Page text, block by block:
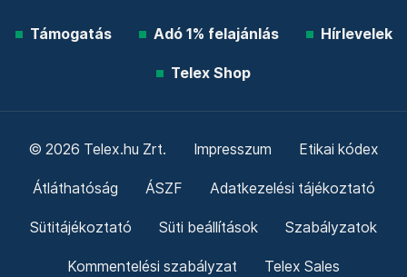
Támogatás Adó 1% felajánlás Hírlevelek
Telex Shop
© 2026 Telex.hu Zrt. Impresszum Etikai kódex
Átláthatóság ÁSZF Adatkezelési tájékoztató
Sütitájékoztató Süti beállítások Szabályzatok
Kommentelési szabályzat Telex Sales